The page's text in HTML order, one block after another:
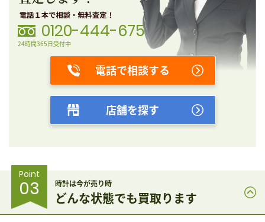
0120-444-675
24時間365日受付中
電話で相談する
店舗を探す
Point
03 時計は今が売り時
どんな状態でも買取ります